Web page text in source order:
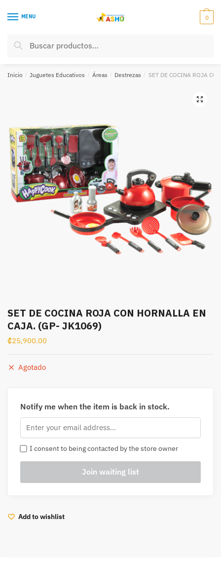
MENU
Buscar
Buscar
0
Inicio / Juguetes Educativos / Áreas / Destrezas / SET DE COCINA ROJA
SET DE COCINA ROJA CON HORNALLA EN
CAJA. (GP- JK1069)
₡25,900.00
Agotado
Notify me when the item is back in stock.
I consent to being contacted by the store owner
Add to wishlist